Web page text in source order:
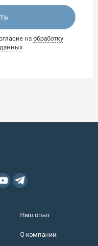
на обработку
Наш опыт
О компании